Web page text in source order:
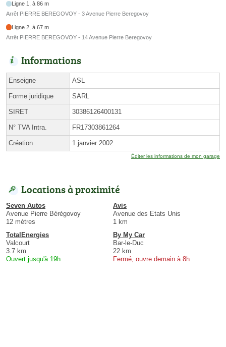
Ligne 1, à 86 m
Arrêt PIERRE BEREGOVOY - 3 Avenue Pierre Beregovoy
Ligne 2, à 67 m
Arrêt PIERRE BEREGOVOY - 14 Avenue Pierre Beregovoy
Informations
Enseigne ASL
Forme juridique SARL
SIRET 30386126400131
N° TVA Intra. FR17303861264
Création 1 janvier 2002
Éditer les informations de mon garage
Locations à proximité
Seven Autos
Avenue Pierre Bérégovoy
12 mètres
Avis
Avenue des Etats Unis
1 km
TotalEnergies
Valcourt
3.7 km
Ouvert jusqu'à 19h
By My Car
Bar-le-Duc
22 km
Fermé, ouvre demain à 8h